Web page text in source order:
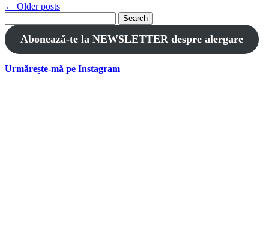
← Older posts
for:
Abonează-te la NEWSLETTER despre alergare
Urmărește-mă pe Instagram